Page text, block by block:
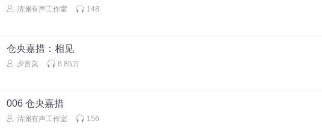
清澜有声工作室 148
仓央嘉措：相见
夕言岚 6.85万
006 仓央嘉措
清澜有声工作室 156